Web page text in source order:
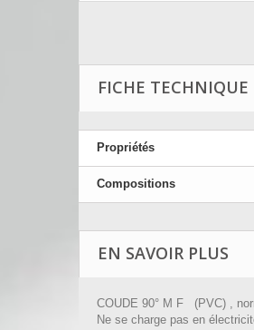
FICHE TECHNIQUE
Propriétés
Compositions
EN SAVOIR PLUS
COUDE 90° M F (PVC) ,
Ne se charge pas en